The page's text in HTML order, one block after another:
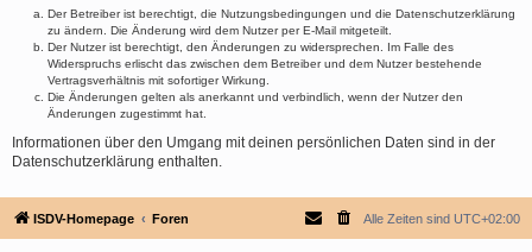
Der Betreiber ist berechtigt, die Nutzungsbedingungen und die Datenschutzerklärung
zu ändern. Die Änderung wird dem Nutzer per E-Mail mitgeteilt.
Der Nutzer ist berechtigt, den Änderungen zu widersprechen. Im Falle des
Widerspruchs erlischt das zwischen dem Betreiber und dem Nutzer bestehende
Vertragsverhältnis mit sofortiger Wirkung.
Die Änderungen gelten als anerkannt und verbindlich, wenn der Nutzer den
Änderungen zugestimmt hat.
Informationen über den Umgang mit deinen persönlichen Daten sind in der
Datenschutzerklärung enthalten.
ISDV-Homepage Foren Alle Zeiten sind UTC+02:00